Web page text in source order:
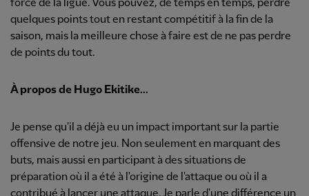
force de la ligue. Vous pouvez, de temps en temps, perdre
quelques points tout en restant compétitif à la fin de la
saison, mais la meilleure chose à faire est de ne pas perdre
de points du tout.
À propos de Hugo Ekitike...
Je pense qu'il a déjà eu un impact important sur la partie
offensive de notre jeu. Non seulement en marquant des
buts, mais aussi en participant à des situations de
préparation où il a été à l'origine de l'attaque ou où il a